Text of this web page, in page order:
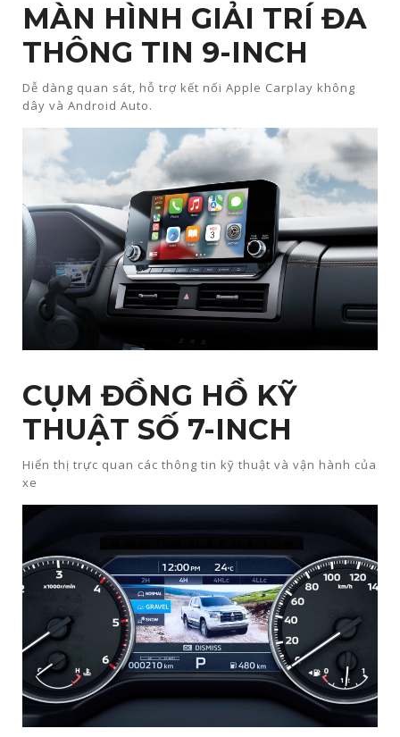
MÀN HÌNH GIẢI TRÍ ĐA
THÔNG TIN 9-INCH​
Dễ dàng quan sát, hỗ trợ kết nối Apple Carplay không
dây và Android Auto.​
CỤM ĐỒNG HỒ KỸ
THUẬT SỐ 7-INCH​
Hiển thị trực quan các thông tin kỹ thuật và vận hành của
xe